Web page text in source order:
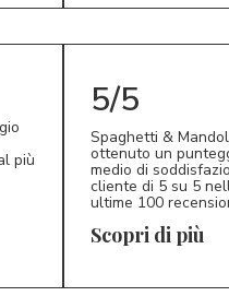
più
5/5
Spaghetti &
ottenuto un
medio di
cliente di 5 su 5
ultime 100
Scopri di più